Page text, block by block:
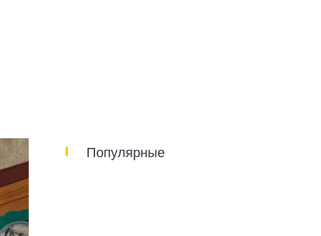
Популярные